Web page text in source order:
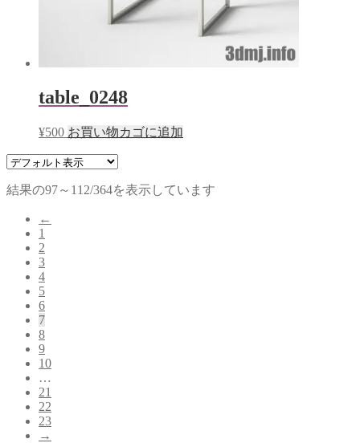
table_0248
¥500 お買い物カゴに追加
結果の97～112/364を表示しています
←
1
2
3
4
5
6
7
8
9
10
…
21
22
23
→